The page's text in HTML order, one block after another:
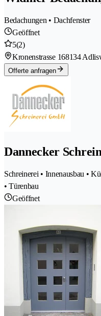
Bedachungen • Dachfenster
Geöffnet
5(2)
Kronenstrasse 168134
Offerte anfragen
Dannecker
Schreinerei • Innenausbau •
• Türenbau
Geöffnet